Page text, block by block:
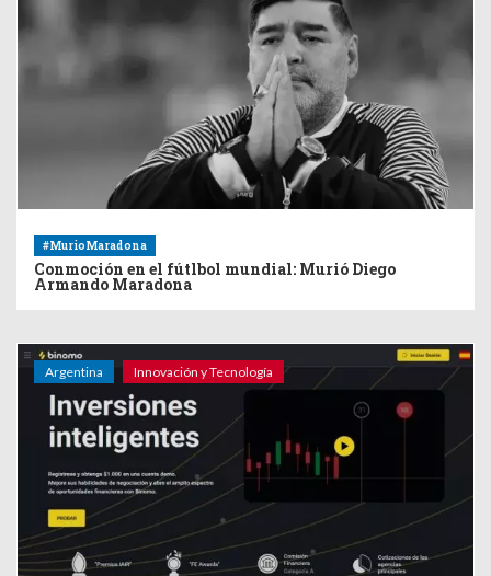
#MurioMaradona
Conmoción en el fútlbol mundial: Murió Diego
Armando Maradona
Argentina Innovación y Tecnología